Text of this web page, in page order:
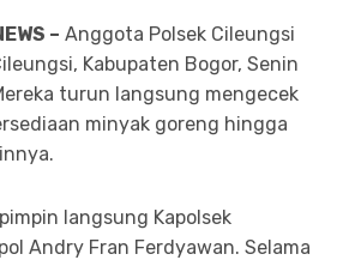
– Anggota Polsek Cileungsi
Kabupaten Bogor, Senin
turun langsung mengecek
minyak goreng hingga
langsung Kapolsek
Andry Fran Ferdyawan. Selama